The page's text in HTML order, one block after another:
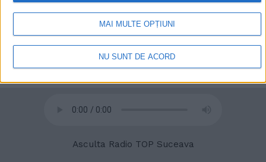
retrageți consimțământul în orice moment, revenind la acest site
și făcând clic pe butonul "Confidențialitate" din partea de jos a
paginii web.
MAI MULTE OPȚIUNI
NU SUNT DE ACORD
Asculta Radio TOP Suceava